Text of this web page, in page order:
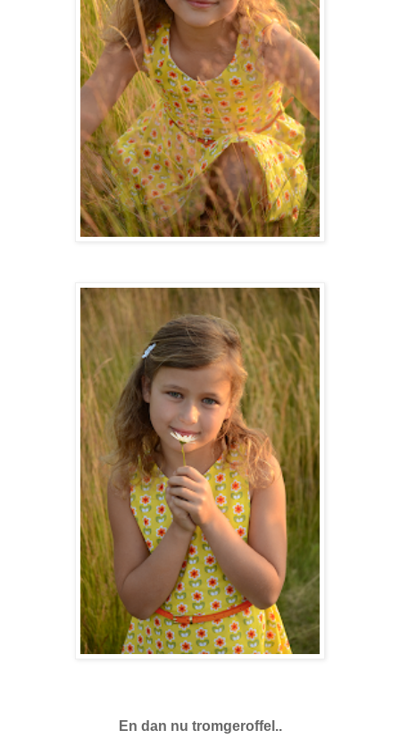
En dan nu tromgeroffel..